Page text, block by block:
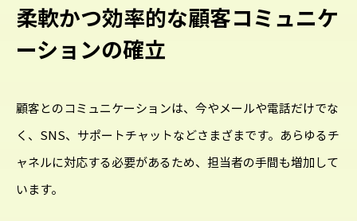
柔軟かつ効率的な顧客コミュニケ
ーションの確立
顧客とのコミュニケーションは、今やメールや電話だけでな
く、SNS、サポートチャットなどさまざまです。あらゆるチ
ャネルに対応する必要があるため、担当者の手間も増加して
います。